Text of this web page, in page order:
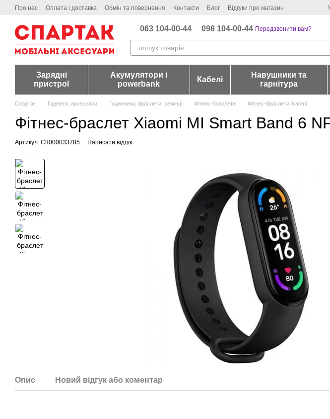
Перейти до основного контенту
Про нас Оплата і доставка Обмін та повернення Контакти Блог Відгуки про магазин
063 104-00-44 098 104-00-44 Передзвонити вам?
Зарядні
пристрої
Акумулятори і
powerbank
Кабелі
Навушники та
гарнітура
Спартак Гаджети, аксесуари Годинники, браслети, ремінці Фітнес-браслети Фітнес-браслети Xiaomi
Фітнес-браслет Xiaomi MI Smart Band 6
Артикул: СК000033785 Написати відгук
Опис Новий відгук або коментар